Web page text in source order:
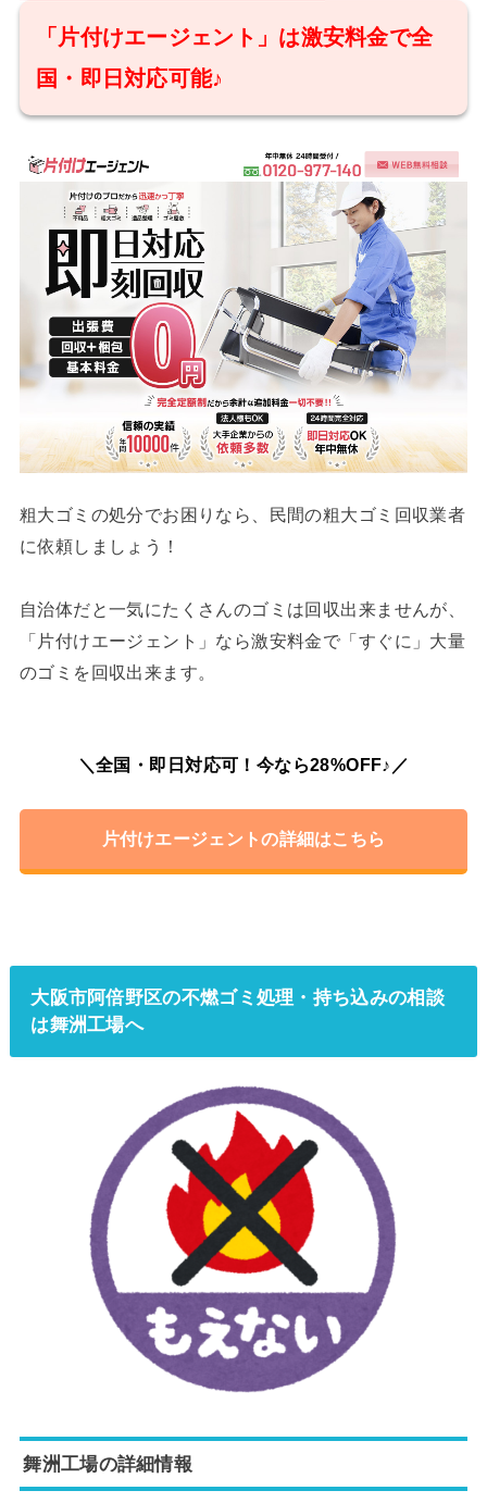
「片付けエージェント」は激安料金で全
国・即日対応可能♪
粗大ゴミの処分でお困りなら、民間の粗大ゴミ回収業者
に依頼しましょう！
自治体だと一気にたくさんのゴミは回収出来ませんが、
「片付けエージェント」なら激安料金で「すぐに」大量
のゴミを回収出来ます。
＼全国・即日対応可！今なら28%OFF♪／
片付けエージェントの詳細はこちら
大阪市阿倍野区の不燃ゴミ処理・持ち込みの相談
は舞洲工場へ
舞洲工場の詳細情報